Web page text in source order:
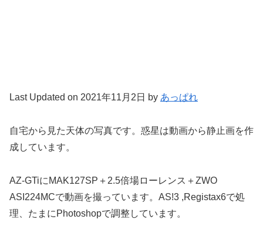
Last Updated on 2021年11月2日 by あっぱれ
自宅から見た天体の写真です。惑星は動画から静止画を作
成しています。
AZ-GTiにMAK127SP＋2.5倍場ローレンス＋ZWO
ASI224MCで動画を撮っています。AS!3 ,Registax6で処
理、たまにPhotoshopで調整しています。